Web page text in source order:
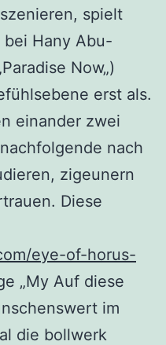
spielt
bei Hany Abu-
Now„)
erst als.
einander zwei
nach
zigeunern
Diese
eye-of-horus-
„My Auf diese
im
die bollwerk